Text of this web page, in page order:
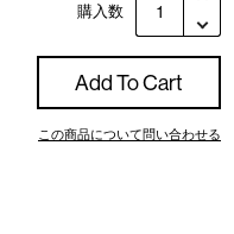
購入数
Add To Cart
この商品について問い合わせる